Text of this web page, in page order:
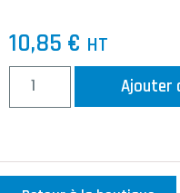
10,85 € HT
Ajouter